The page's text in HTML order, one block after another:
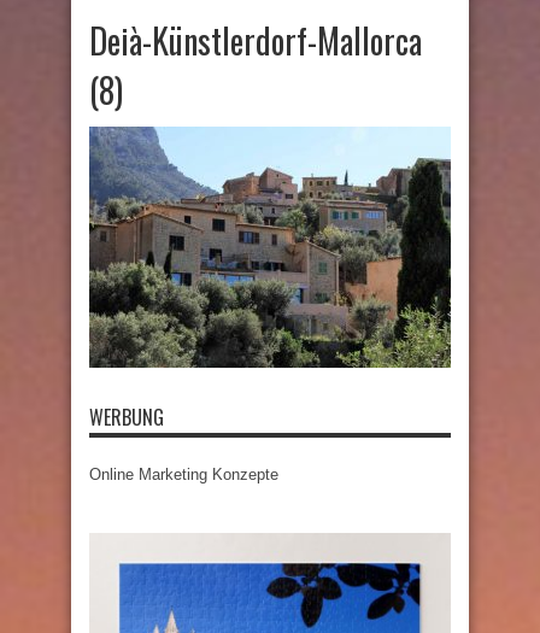
Deià-Künstlerdorf-Mallorca
(8)
WERBUNG
Online Marketing Konzepte